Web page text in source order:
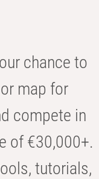
chance to
map for
compete in
of €30,000+.
tutorials,